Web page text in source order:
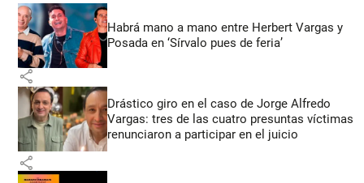
Habrá mano a mano entre Herbert Vargas y
Posada en ‘Sírvalo pues de feria’
share
Drástico giro en el caso de Jorge Alfredo
Vargas: tres de las cuatro presuntas víctimas
renunciaron a participar en el juicio
share